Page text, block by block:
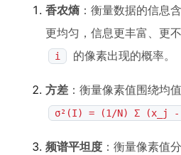
香农熵 ：衡量数据的信息
更均匀，信息更丰富、更
i
的像素出现的概率。
方差 ：衡量像素值围绕均
σ²(I) = (1/N) Σ (x_j -
频谱平坦度 ：衡量像素值